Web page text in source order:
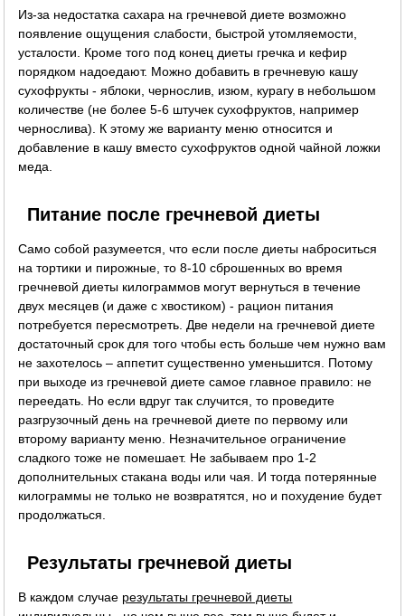
Из-за недостатка сахара на гречневой диете возможно
появление ощущения слабости, быстрой утомляемости,
усталости. Кроме того под конец диеты гречка и кефир
порядком надоедают. Можно добавить в гречневую кашу
сухофрукты - яблоки, чернослив, изюм, курагу в небольшом
количестве (не более 5-6 штучек сухофруктов, например
чернослива). К этому же варианту меню относится и
добавление в кашу вместо сухофруктов одной чайной ложки
меда.
Питание после гречневой диеты
Само собой разумеется, что если после диеты наброситься
на тортики и пирожные, то 8-10 сброшенных во время
гречневой диеты килограммов могут вернуться в течение
двух месяцев (и даже с хвостиком) - рацион питания
потребуется пересмотреть. Две недели на гречневой диете
достаточный срок для того чтобы есть больше чем нужно вам
не захотелось – аппетит существенно уменьшится. Потому
при выходе из гречневой диете самое главное правило: не
переедать. Но если вдруг так случится, то проведите
разгрузочный день на гречневой диете по первому или
второму варианту меню. Незначительное ограничение
сладкого тоже не помешает. Не забываем про 1-2
дополнительных стакана воды или чая. И тогда потерянные
килограммы не только не возвратятся, но и похудение будет
продолжаться.
Результаты гречневой диеты
В каждом случае результаты гречневой диеты